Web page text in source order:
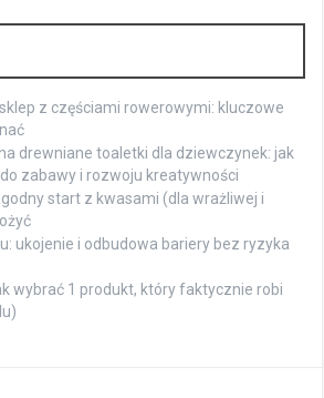
z częściami rowerowymi: kluczowe
drewniane toaletki dla dziewczynek: jak
zabawy i rozwoju kreatywności
start z kwasami (dla wrażliwej i
ukojenie i odbudowa bariery bez ryzyka
wybrać 1 produkt, który faktycznie robi